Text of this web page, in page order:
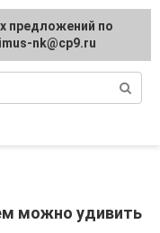
можно удивить
предложений по
nk@cp9.ru